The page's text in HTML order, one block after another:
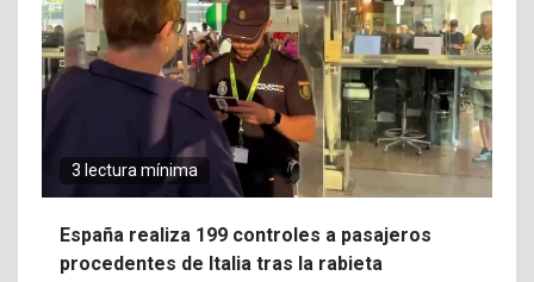
3 lectura mínima
España realiza 199 controles a pasajeros
procedentes de Italia tras la rabieta